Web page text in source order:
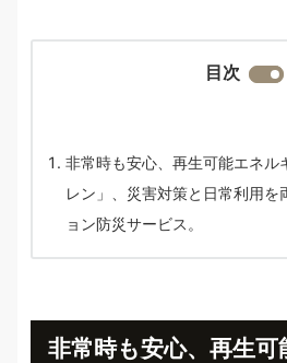
目次
非常時も安心、再生可能エネル
レン」、災害対策と日常利用を
ョン防災サービス。
非常時も安心、再生